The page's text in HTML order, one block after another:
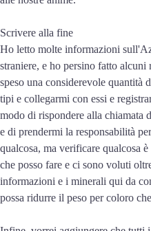
Scrivere alla fine
Ho letto molte informazioni
straniere, e ho persino fatto
speso una considerevole quantità
tipi e collegarmi con essi e
modo di rispondere alla chiamata
e di prendermi la responsabilità
qualcosa, ma verificare qualcosa
che posso fare e ci sono voluti
informazioni e i minerali qui da
possa ridurre il peso per coloro